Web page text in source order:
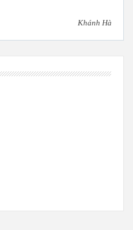
Khánh Hà